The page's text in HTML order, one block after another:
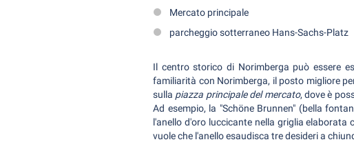
Mercato principale
parcheggio sotterraneo Hans-Sachs-Platz
Il centro storico di Norimberga può essere
familiarità con Norimberga, il posto migliore
sulla piazza principale del mercato, dove è
Ad esempio, la "Schöne Brunnen" (bella
l'anello d'oro luccicante nella griglia
vuole che l'anello esaudisca tre desideri a